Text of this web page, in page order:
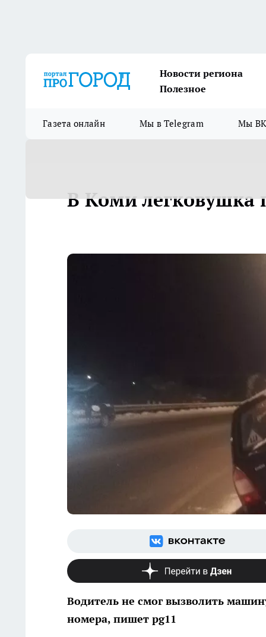
Новости региона
Полезное
Газета онлайн Мы в Telegram Мы
В Коми легковушка
Водитель не смог вызволить
номера, пишет pg11